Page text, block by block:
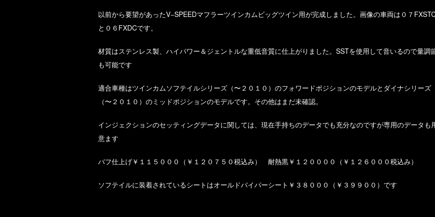
以前から要望があったV−SPEEDマフラーツインカムビッグツイン用が完成しました。画像の車両は０７
と０６FXDCです。
材質はステンレス製、ハイパワー＆ジェントルな重低音質に仕上がりました。SSTを使用して音いるので量調
も可能です
適合車種はツインカムソフテイルシリーズ（〜２０１０）のフォワードポジションのモデルとダイナシリーズ
（〜２０１０）のミッドポジションのモデルです。その他はまだ未確認。
インジェクションのセッティングデータに関しては、現在手持ちのデータでも充分なのですが専用のデータも
意ます
バフ仕上げ￥１１５０００（￥１２０７５０税込み） 耐熱黒￥１２００００（￥１２６０００税込み）
ソフテイルに装着されているシートはオールドバイパーシート￥３８０００（￥３９９００）です